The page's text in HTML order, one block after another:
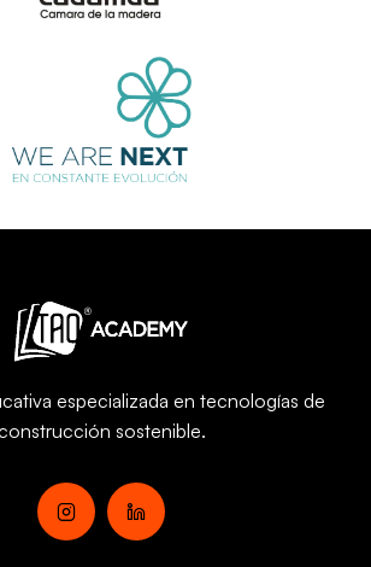
especializada en tecnologías de
sostenible.